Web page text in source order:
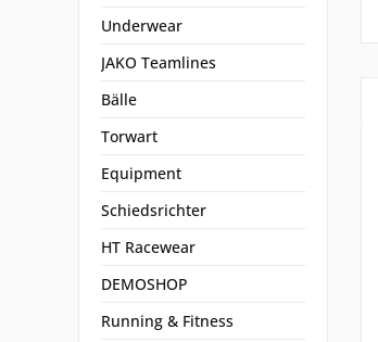
Underwear
JAKO Teamlines
Bälle
Torwart
Equipment
Schiedsrichter
HT Racewear
DEMOSHOP
Running & Fitness